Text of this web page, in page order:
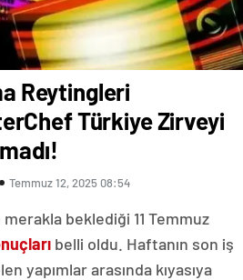
Reytingleri
Türkiye Zirveyi
Temmuz 12, 2025 08:54
merakla beklediği 11 Temmuz
belli oldu. Haftanın son iş
yapımlar arasında kıyasıya